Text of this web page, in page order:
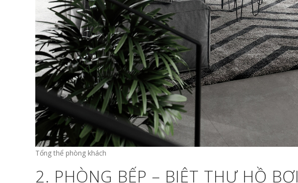
Tổng thể phòng khách
2. PHÒNG BẾP – BIỆT THỰ HỒ BƠI